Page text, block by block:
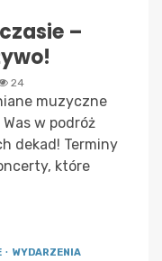
–
24
muzyczne
w podróż
dekad! Terminy
które
WYDARZENIA